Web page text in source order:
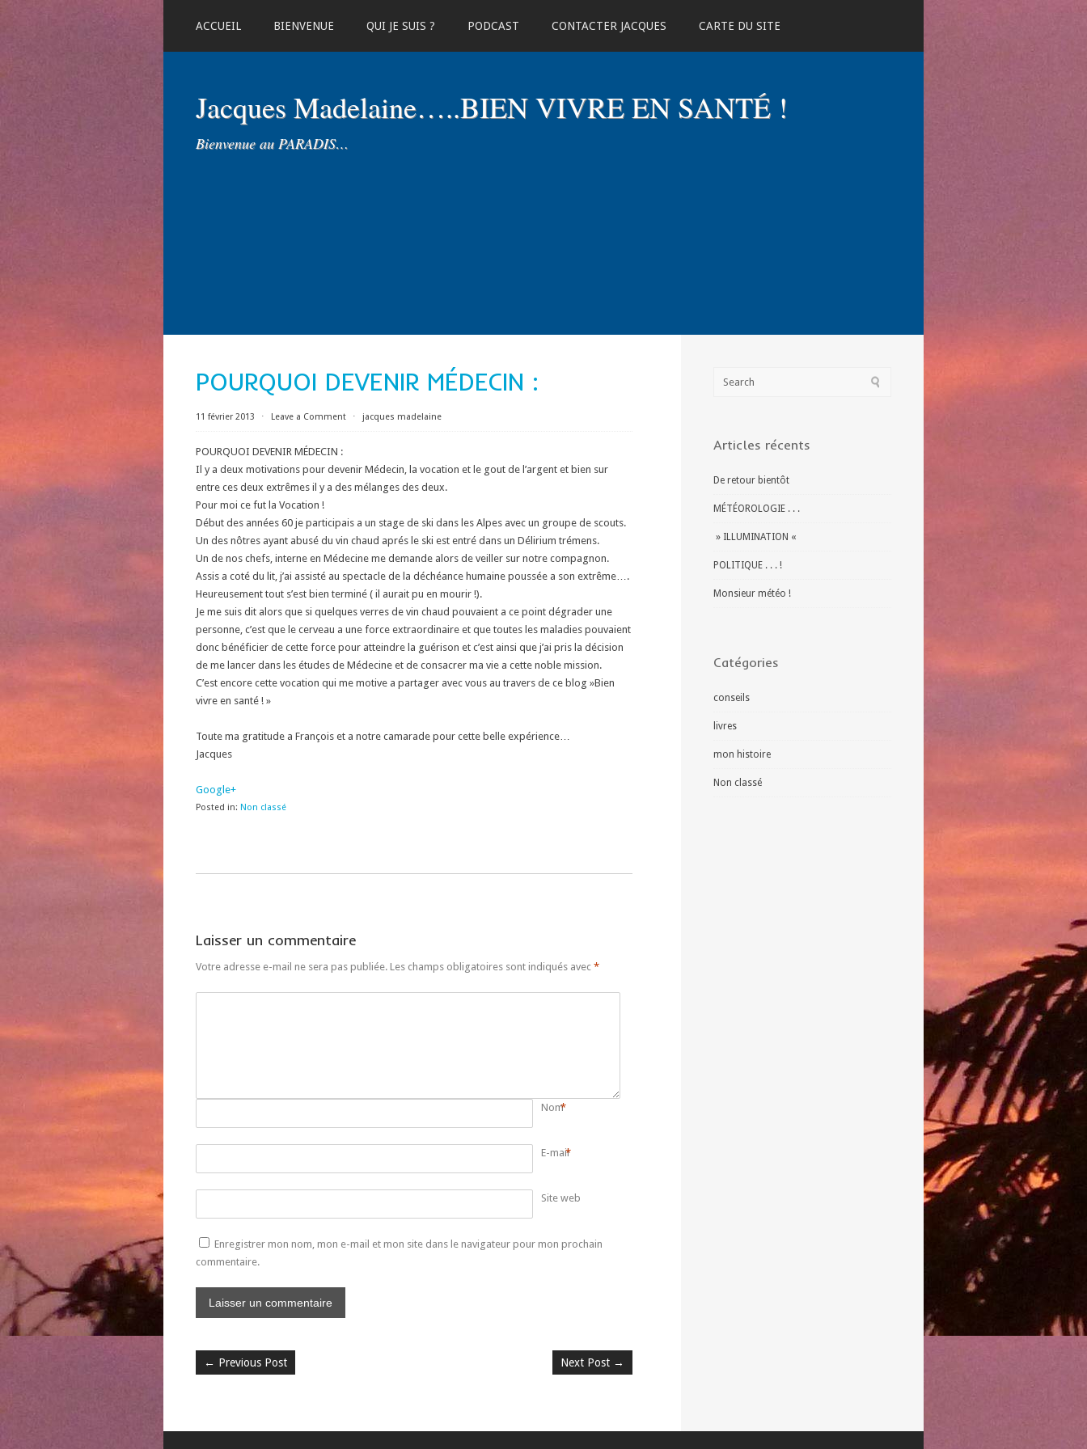
ACCUEIL BIENVENUE QUI JE SUIS ? PODCAST CONTACTER JACQUES CARTE DU SITE
Jacques Madelaine…..BIEN VIVRE EN SANTÉ !
Bienvenue au PARADIS…
POURQUOI DEVENIR MÉDECIN :
11 février 2013 ⋅ Leave a Comment ⋅ jacques madelaine
POURQUOI DEVENIR MÉDECIN :
Il y a deux motivations pour devenir Médecin, la vocation et le gout de l’argent et bien sur
entre ces deux extrêmes il y a des mélanges des deux.
Pour moi ce fut la Vocation !
Début des années 60 je participais a un stage de ski dans les Alpes avec un groupe de scouts.
Un des nôtres ayant abusé du vin chaud aprés le ski est entré dans un Délirium trémens.
Un de nos chefs, interne en Médecine me demande alors de veiller sur notre compagnon.
Assis a coté du lit, j’ai assisté au spectacle de la déchéance humaine poussée a son extrême….
Heureusement tout s’est bien terminé ( il aurait pu en mourir !).
Je me suis dit alors que si quelques verres de vin chaud pouvaient a ce point dégrader une
personne, c’est que le cerveau a une force extraordinaire et que toutes les maladies pouvaient
donc bénéficier de cette force pour atteindre la guérison et c’est ainsi que j’ai pris la décision
de me lancer dans les études de Médecine et de consacrer ma vie a cette noble mission.
C’est encore cette vocation qui me motive a partager avec vous au travers de ce blog »Bien
vivre en santé ! »
Toute ma gratitude a François et a notre camarade pour cette belle expérience…
Jacques
Google+
Posted in: Non classé
Laisser un commentaire
Votre adresse e-mail ne sera pas publiée. Les champs obligatoires sont indiqués avec *
Nom*
E-mail*
Site web
Enregistrer mon nom, mon e-mail et mon site dans le navigateur pour mon prochain
commentaire.
← Previous Post Next Post →
Articles récents
De retour bientôt
MÉTÉOROLOGIE . . .
» ILLUMINATION «
POLITIQUE . . . !
Monsieur météo !
Catégories
conseils
livres
mon histoire
Non classé